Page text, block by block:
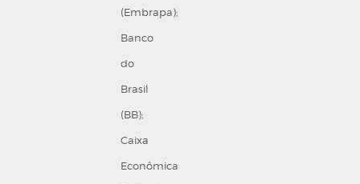
(Embrapa);
Banco
do
Brasil
(BB);
Caixa
Econômica